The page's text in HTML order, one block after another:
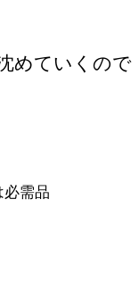
めていくので
必需品